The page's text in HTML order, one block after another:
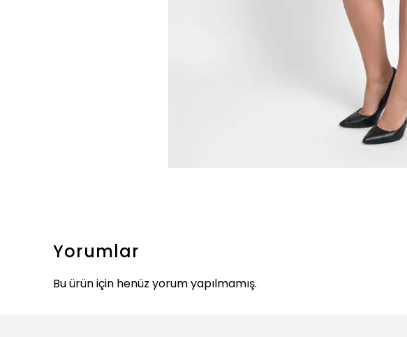
Yorumlar
Bu ürün için henüz yorum yapılmamış.